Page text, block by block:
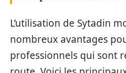
L’utilisation de Sytadin
nombreux avantages
professionnels qui sont